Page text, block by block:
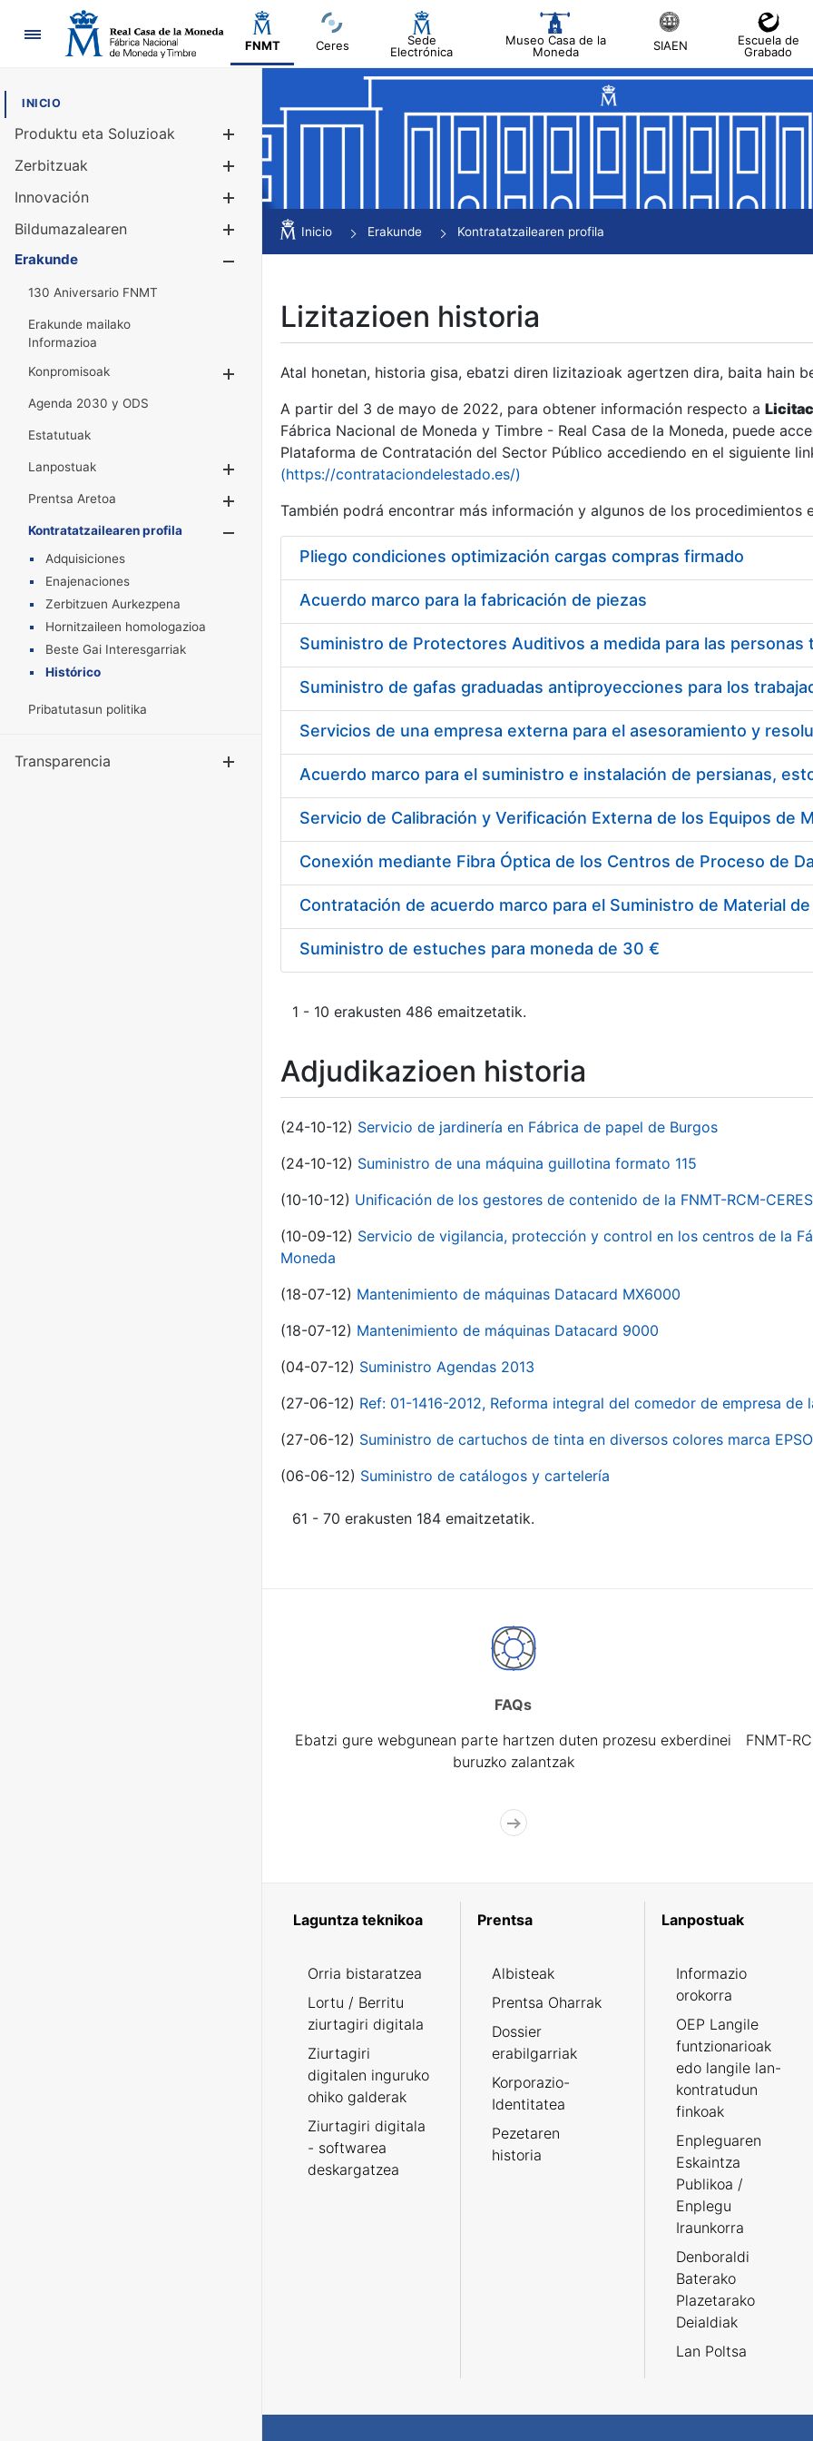
Nabigazioa
FNMT Ceres
Sede
Electrónica
Museo Casa de la
Moneda
SIAEN
Escuela de
Grabado
INICIO
Produktu eta Soluzioak
Erakutsi/Ezkutatu
Zerbitzuak
Innovación
Bildumazalearen
Erakutsi/Ezkutatu
Erakunde
130 Aniversario FNMT
Erakunde mailako
Informazioa
Konpromisoak
Erakutsi/Ezkutatu
Agenda 2030 y ODS
Estatutuak
Lanpostuak
Erakutsi/Ezkutatu
Prentsa Aretoa
Erakutsi/Ezkutatu
Kontratatzailearen profila
Erakutsi/Ezkutatu
Adquisiciones
Enajenaciones
Zerbitzuen Aurkezpena
Hornitzaileen homologazioa
Beste Gai Interesgarriak
Histórico
Pribatutasun politika
Transparencia Erakutsi/Ezkutatu
Inicio Erakunde Kontratatzailearen profila
Lizitazioen historia
Atal honetan, historia gisa, ebatzi diren lizitazioak agertzen dira, baita hain
A partir del 3 de mayo de 2022, para obtener información respecto a
Fábrica Nacional de Moneda y Timbre - Real Casa de la Moneda, puede
Plataforma de Contratación del Sector Público accediendo en el siguiente
(https://contrataciondelestado.es/)
También podrá encontrar más información y algunos de los procedimientos
Pliego condiciones optimización cargas compras firmado
Acuerdo marco para la fabricación de piezas
Acuerdo marco para el suministro e instalación de persianas,
Suministro de estuches para moneda de 30 €
1 - 10 erakusten 486 emaitzetatik.
Adjudikazioen historia
(24-10-12) Servicio de jardinería en Fábrica de papel de Burgos
(24-10-12) Suministro de una máquina guillotina formato 115
(10-10-12) Unificación de los gestores de contenido de la FNMT-RCM-CERES
(10-09-12) Servicio de vigilancia, protección y control en los centros de la
Moneda
(18-07-12) Mantenimiento de máquinas Datacard MX6000
(18-07-12) Mantenimiento de máquinas Datacard 9000
(04-07-12) Suministro Agendas 2013
(27-06-12) Ref: 01-1416-2012, Reforma integral del comedor de empresa de
(27-06-12) Suministro de cartuchos de tinta en diversos colores marca
(06-06-12) Suministro de catálogos y cartelería
61 - 70 erakusten 184 emaitzetatik.
FAQs
Ebatzi gure webgunean parte hartzen duten prozesu exberdinei
buruzko zalantzak
FNMT-
Laguntza teknikoa
Orria bistaratzea
Lortu / Berritu
ziurtagiri digitala
Ziurtagiri
digitalen inguruko
ohiko galderak
Ziurtagiri digitala
- softwarea
deskargatzea
Prentsa
Albisteak
Prentsa Oharrak
Dossier
erabilgarriak
Korporazio-
Identitatea
Pezetaren
historia
Lanpostuak
Informazio
orokorra
OEP Langile
funtzionarioak
edo langile lan-
kontratudun
finkoak
Enpleguaren
Eskaintza
Publikoa /
Enplegu
Iraunkorra
Denboraldi
Baterako
Plazetarako
Deialdiak
Lan Poltsa